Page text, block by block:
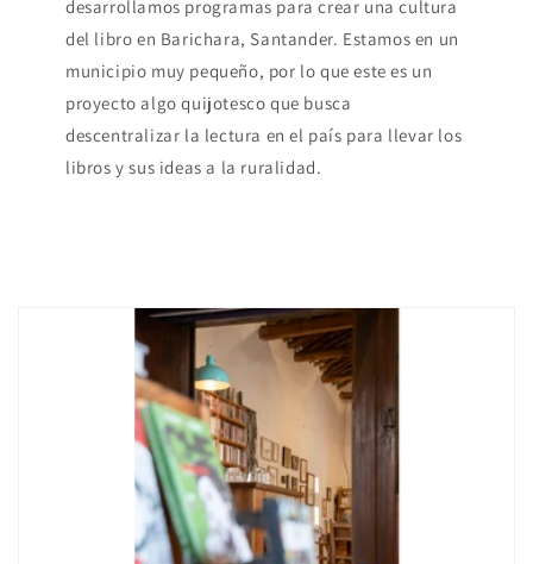
desarrollamos programas para crear una cultura
del libro en Barichara, Santander. Estamos en un
municipio muy pequeño, por lo que este es un
proyecto algo quijotesco que busca
descentralizar la lectura en el país para llevar los
libros y sus ideas a la ruralidad.